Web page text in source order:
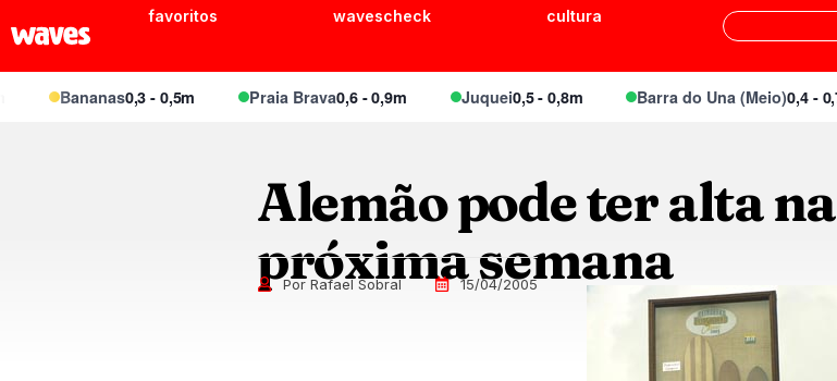
favoritos wavescheck cultura
Bananas0,3 - 0,5m Praia Brava0,6 - 0,9m Juquei0,5 - 0,8m Barra do Una (Meio)0,4 - 0,7m
Alemão pode ter alta na
próxima semana
Por Rafael Sobral 15/04/2005